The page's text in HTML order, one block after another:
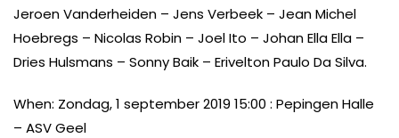
Jeroen Vanderheiden – Jens Verbeek – Jean Michel
Hoebregs – Nicolas Robin – Joel Ito – Johan Ella Ella –
Dries Hulsmans – Sonny Baik – Erivelton Paulo Da Silva.
When: Zondag, 1 september 2019 15:00 : Pepingen Halle
– ASV Geel